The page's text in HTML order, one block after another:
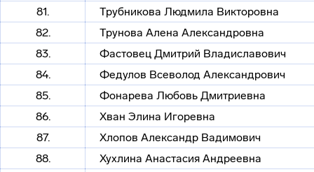
81.
Трубникова Людмила Викторовна
82.
Трунова Алена Александровна
83.
Фастовец Дмитрий Владиславович
84.
Федулов Всеволод Александрович
85.
Фонарева Любовь Дмитриевна
86.
Хван Элина Игоревна
87.
Хлопов Александр Вадимович
88.
Хухлина Анастасия Андреевна